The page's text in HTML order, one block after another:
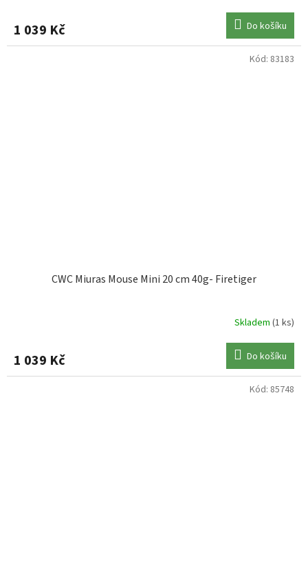
1 039 Kč Do košíku
CWC Miuras Mouse Mini 20 cm 40g- Firetiger
Skladem (1 ks)
1 039 Kč Do košíku
Kód: 83183
Kód: 85748